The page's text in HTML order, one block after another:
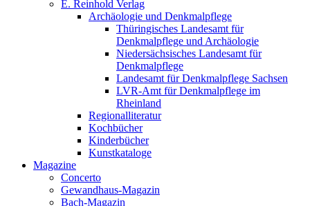
E. Reinhold Verlag
Archäologie und Denkmalpflege
Thüringisches Landesamt für
Denkmalpflege und Archäologie
Niedersächsisches Landesamt für
Denkmalpflege
Landesamt für Denkmalpflege Sachsen
LVR-Amt für Denkmalpflege im
Rheinland
Regionalliteratur
Kochbücher
Kinderbücher
Kunstkataloge
Magazine
Concerto
Gewandhaus-Magazin
Bach-Magazin